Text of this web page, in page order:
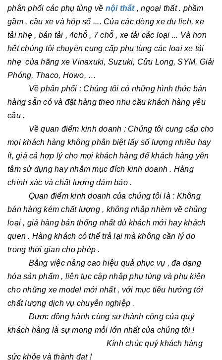
phân phối các phụ tùng về nội thất, ngoại thất . phầm
gầm , cầu xe và hộp số .... Của các dòng xe du lịch, xe
tải nhẹ , bán tải , 4chỗ , 7 chỗ , xe tải các loại ... Và hơn
hết chúng tôi chuyên cung cấp phụ tùng các loại xe tải
nhẹ của hãng xe Vinaxuki, Suzuki, Cửu Long, SYM, Giải
Phóng, Thaco, Howo, …
Về phân phối : Chúng tôi có những hình thức bán
hàng sẵn có và đặt hàng theo nhu cầu khách hàng yêu
cầu .
Về quan điểm kinh doanh : Chúng tôi cung cấp cho
mọi khách hàng không phân biệt lấy số lượng nhiều hay
ít, giá cả hợp lý cho mọi khách hàng để khách hàng yên
tâm sử dụng hay nhằm mục đích kinh doanh . Hàng
chính xác và chất lượng đảm bảo .
Quan điểm kinh doanh của chúng tôi là : Không
bán hàng kém chất lượng , không nhập nhèm về chủng
loại , giá hàng bán thống nhất dù khách mới hay khách
quen . Hàng khách có thể trả lại mà không cần lý do
trong thời gian cho phép .
Bằng việc nâng cao hiệu quả phục vụ , đa dạng
hóa sản phẩm , liên tục cập nhập phụ tùng và phụ kiện
cho những xe model mới nhất , với mục tiêu hướng tới
chất lượng dịch vụ chuyên nghiệp .
Được đồng hành cùng sự thành công của quý
khách hàng là sự mong mỏi lớn nhất của chúng tôi !
Kính chúc quý khách hàng
sức khỏe và thành đạt !